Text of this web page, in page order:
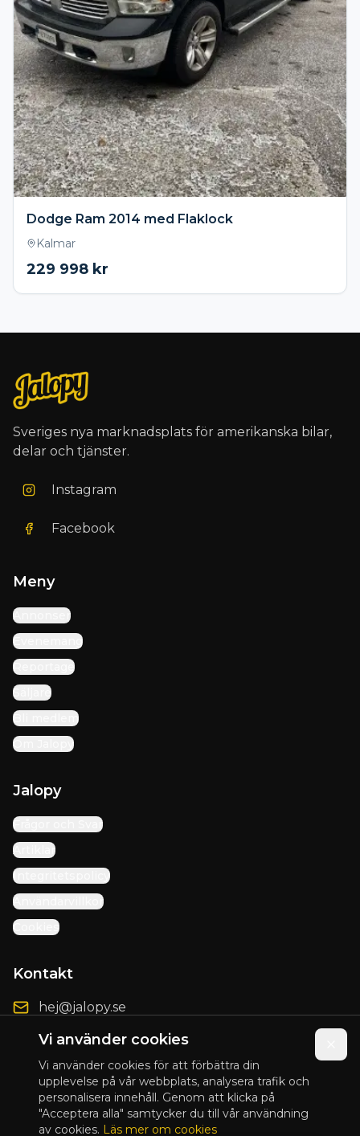
Vi använder cookies
Vi använder cookies för att förbättra din
upplevelse på vår webbplats, analysera trafik och
personalisera innehåll. Genom att klicka på
"Acceptera alla" samtycker du till vår användning
av cookies. Läs mer om cookies
Dodge Ram 2014 med Flaklock
Kalmar
229 998 kr
Sveriges nya marknadsplats för amerikanska bilar,
delar och tjänster.
Instagram
Facebook
Meny
Annonser
Evenemang
Reportage
Säljare
Bli medlem
Om Jalopy
Jalopy
Frågor och Svar
Artiklar
Integritetspolicy
Användarvillkor
Cookies
Kontakt
hej@jalopy.se
Förbättringsförslag
© 2025 Jalopy. Alla rättigheter förbehållna.